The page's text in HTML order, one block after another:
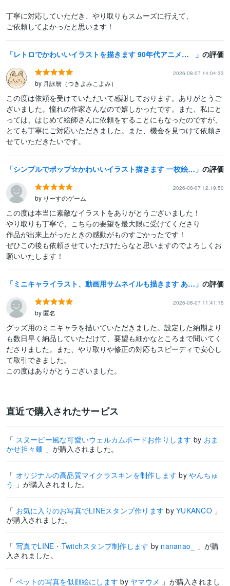
丁寧に対応していただき、やり取りもスムーズに行えて、
ご依頼してよかったと思います！
レトロでかわいいイラストを描きます 90年代アニメや懐かしい少女漫画風のイラストをお求めの方へ！ の評価
2026-08-07 14:04:33
by 月詠暦（つきよみこよみ）
この度は依頼を受けていただいて感謝しております。ありがとうご
ざいました。憧れの作家さんなので嬉しかったです。また、私にと
っては、はじめて絵師さんに依頼をすることにもなったのですが、
とても丁寧にご対応いただきました。また、機会を見つけて依頼さ
せていただきたいです。
シンプルでポップ☆かわいいイラスト描きます 一枚絵からSNSアイコンまで様々な用途に対応いたします の評価
2026-08-07 12:19:50
by りーすのゲーム
この度は本当に素敵なイラストをありがとうございました！
やり取りも丁寧で、こちらの要望を最大限に受けてくださり
作品が出来上がったときの感動がものすごかったです！
ぜひこの後も依頼させていただけたらなと思いますのでよろしくお
願いいたします！
ミニキャライラスト、動画用サムネイルも描きます あなただけのオリジナルミニキャラ描きます！作風も様々ご用意！ の評価
2026-08-07 11:41:15
by 匿名
グッズ用のミニキャラを描いていただきました。設定した納期より
も数日早く納品していただけて、要望も細かなところまで聞いてく
ださりました。また、やり取りや修正の対応もスピーディで安心し
て取引できました。
この度はありがとうございました。
直近で購入されたサービス
「 スヌーピー風な可愛いウェルカムボードお作りします by おま
かせ担々麺 」が購入されました。
「 オリジナルの高品質マイクラスキンを制作しますby やんちゅ
う
」が購入されました。
「 お気に入りのお写真でLINEスタンプ作りますby YUKANCO 」
が購入されました。
「 写真でLINE・Twitchスタンプ制作します by nananao_
」が購
入されました。
「 ペットの写真を似顔絵にしますby ヤマウメ 」が購入されまし